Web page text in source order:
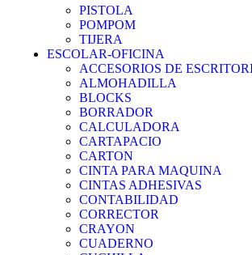
PISTOLA
POMPOM
TIJERA
ESCOLAR-OFICINA
ACCESORIOS DE
ALMOHADILLA
BLOCKS
BORRADOR
CALCULADORA
CARTAPACIO
CARTON
CINTA PARA MAQUINA
CINTAS ADHESIVAS
CONTABILIDAD
CORRECTOR
CRAYON
CUADERNO